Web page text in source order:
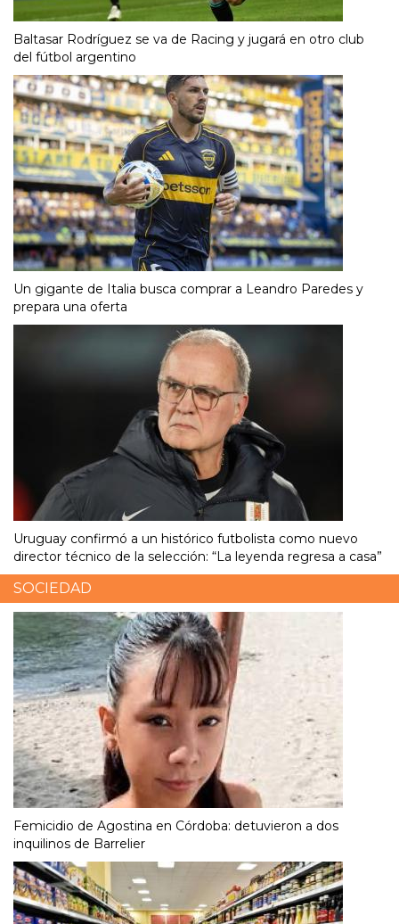
Baltasar Rodríguez se va de Racing y jugará en otro club
del fútbol argentino
Un gigante de Italia busca comprar a Leandro Paredes y
prepara una oferta
Uruguay confirmó a un histórico futbolista como nuevo
director técnico de la selección: “La leyenda regresa a casa”
SOCIEDAD
Femicidio de Agostina en Córdoba: detuvieron a dos
inquilinos de Barrelier